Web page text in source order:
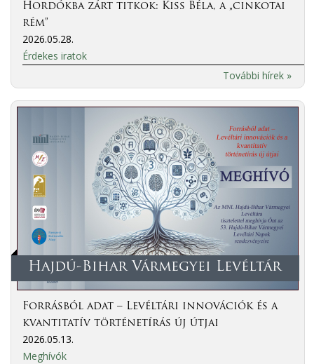
Hordókba zárt titkok: Kiss Béla, a „cinkotai
rém”
2026.05.28.
Érdekes iratok
További hírek »
Hajdú-Bihar Vármegyei Levéltár
Forrásból adat – Levéltári innovációk és a
kvantitatív történetírás új útjai
2026.05.13.
Meghívók